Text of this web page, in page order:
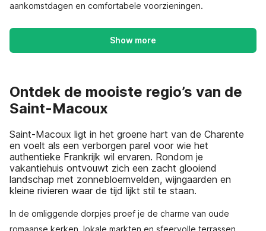
aankomstdagen en comfortabele voorzieningen.
Show more
Ontdek de mooiste regio’s van de
Saint-Macoux
Saint-Macoux ligt in het groene hart van de Charente
en voelt als een verborgen parel voor wie het
authentieke Frankrijk wil ervaren. Rondom je
vakantiehuis ontvouwt zich een zacht glooiend
landschap met zonnebloemvelden, wijngaarden en
kleine rivieren waar de tijd lijkt stil te staan.
In de omliggende dorpjes proef je de charme van oude
romaanse kerken, lokale markten en sfeervolle terrassen